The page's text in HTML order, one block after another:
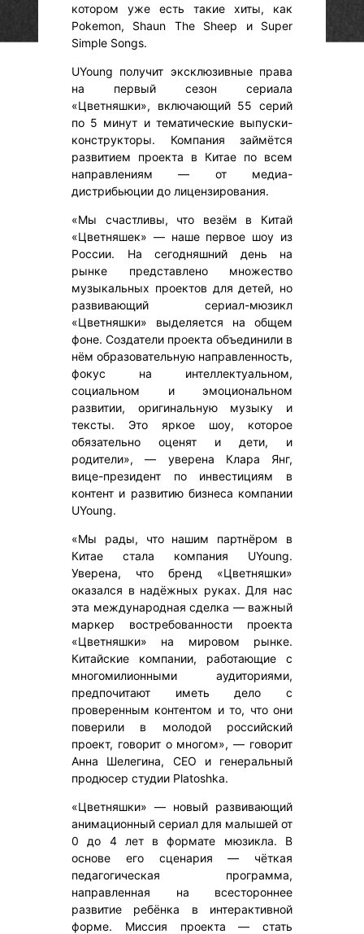
котором уже есть такие хиты, как
Pokemon, Shaun The Sheep и Super
Simple Songs.
UYoung получит эксклюзивные права
на первый сезон сериала
«Цветняшки», включающий 55 серий
по 5 минут и тематические выпуски-
конструкторы. Компания займётся
развитием проекта в Китае по всем
направлениям — от медиа-
дистрибьюции до лицензирования.
«Мы счастливы, что везём в Китай
«Цветняшек» — наше первое шоу из
России. На сегодняшний день на
рынке представлено множество
музыкальных проектов для детей, но
развивающий сериал-мюзикл
«Цветняшки» выделяется на общем
фоне. Создатели проекта объединили в
нём образовательную направленность,
фокус на интеллектуальном,
социальном и эмоциональном
развитии, оригинальную музыку и
тексты. Это яркое шоу, которое
обязательно оценят и дети, и
родители», — уверена Клара Янг,
вице-президент по инвестициям в
контент и развитию бизнеса компании
UYoung.
«Мы рады, что нашим партнёром в
Китае стала компания UYoung.
Уверена, что бренд «Цветняшки»
оказался в надёжных руках. Для нас
эта международная сделка — важный
маркер востребованности проекта
«Цветняшки» на мировом рынке.
Китайские компании, работающие с
многомилионными аудиториями,
предпочитают иметь дело с
проверенным контентом и то, что они
поверили в молодой российский
проект, говорит о многом», — говорит
Анна Шелегина, CEO и генеральный
продюсер студии Platoshka.
«Цветняшки» — новый развивающий
анимационный сериал для малышей от
0 до 4 лет в формате мюзикла. В
основе его сценария — чёткая
педагогическая программа,
направленная на всестороннее
развитие ребёнка в интерактивной
форме. Миссия проекта — стать